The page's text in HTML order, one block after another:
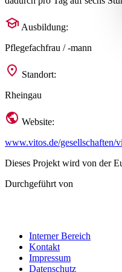
Ausbildung:
Pflegefachfrau / -mann
Standort:
Rheingau
Website:
www.vitos.de/gesellschaften/
Dieses Projekt wird von der
Durchgeführt von
Interner Bereich
Kontakt
Impressum
Datenschutz